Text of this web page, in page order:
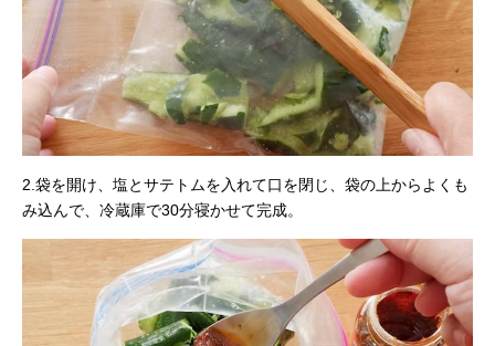
2.袋を開け、塩とサテトムを入れて口を閉じ、袋の上からよくも
み込んで、冷蔵庫で30分寝かせて完成。